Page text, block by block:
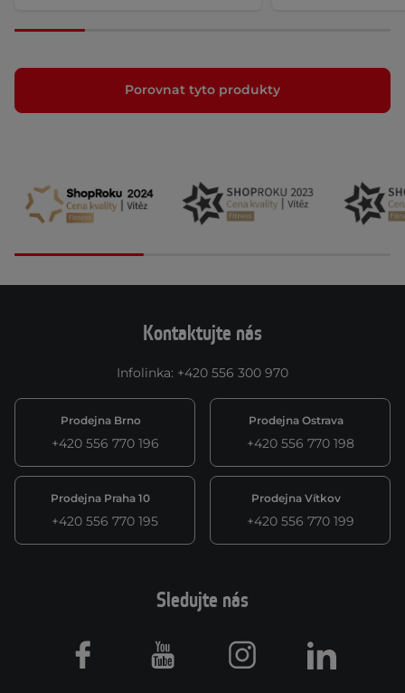
Porovnat tyto produkty
Kontaktujte nás
Infolinka: +420 556 300 970
Prodejna Brno
+420 556 770 196
Prodejna Ostrava
+420 556 770 198
Prodejna Praha 10
+420 556 770 195
Prodejna Vítkov
+420 556 770 199
Sledujte nás
Facebook Youtube Instagram LinkedIn